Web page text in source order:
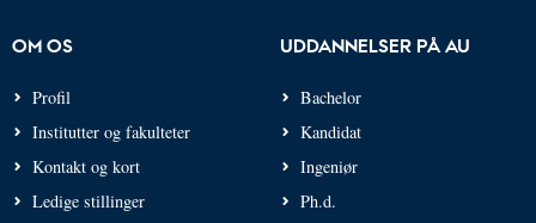
OM OS
Profil
Institutter og fakulteter
Kontakt og kort
Ledige stillinger
UDDANNELSER PÅ AU
Bachelor
Kandidat
Ingeniør
Ph.d.